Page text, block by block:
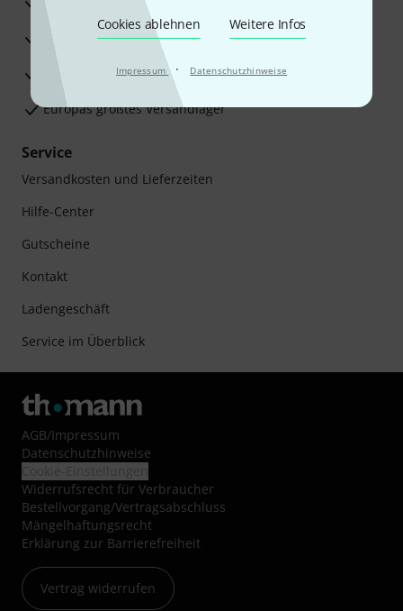
Cookies ablehnen Weitere Infos
Impressum · Datenschutzhinweise
Beratung durch Fachexperten
Zufriedenheitsgarantie
Europas größtes Versandlager
Service
Versandkosten und Lieferzeiten
Hilfe-Center
Gutscheine
Kontakt
Ladengeschäft
Service im Überblick
AGB/Impressum
Datenschutzhinweise
Widerrufsrecht für Verbraucher
Bestellvorgang/Vertragsabschluss
Mängelhaftungsrecht
Erklärung zur Barrierefreiheit
Vertrag widerrufen